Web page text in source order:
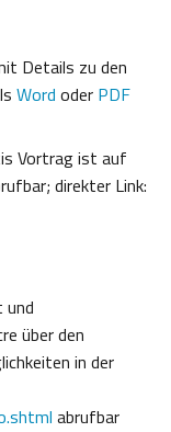
Details zu den
Word oder PDF
Vortrag ist auf
direkter Link:
und
über den
in der
abrufbar